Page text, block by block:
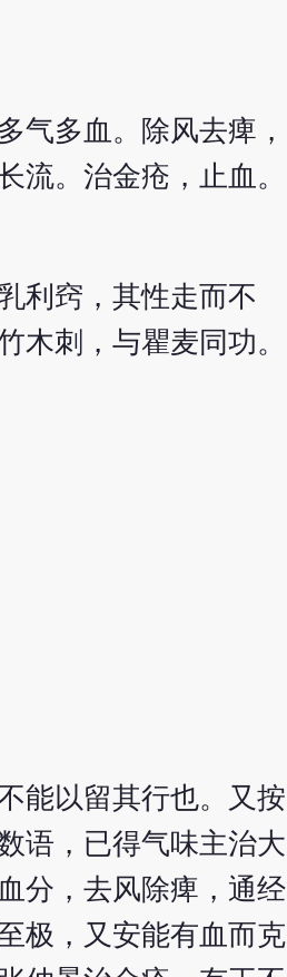
气多血。除风去痺，
流。治金疮，止血。
利窍，其性走而不
木刺，与瞿麦同功。
能以留其行也。又按
语，已得气味主治大
分，去风除痺，通经
极，又安能有血而克